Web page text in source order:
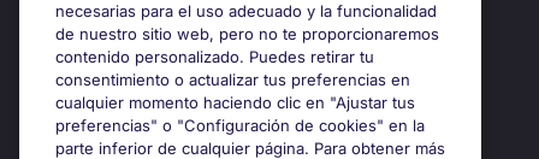
necesarias para el uso adecuado y la funcionalidad
de nuestro sitio web, pero no te proporcionaremos
contenido personalizado. Puedes retirar tu
consentimiento o actualizar tus preferencias en
cualquier momento haciendo clic en "Ajustar tus
preferencias" o "Configuración de cookies" en la
parte inferior de cualquier página. Para obtener más